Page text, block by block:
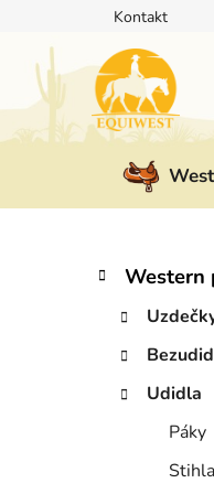
obsah
Kontakt
PPřeskočit
kategorie
K
a
Western
Udidla
Páky
Stihla